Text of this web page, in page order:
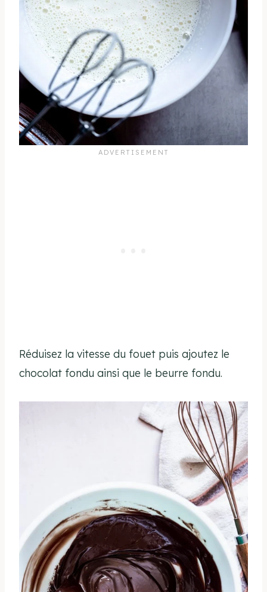
Réduisez la vitesse du fouet puis ajoutez le
chocolat fondu ainsi que le beurre fondu.